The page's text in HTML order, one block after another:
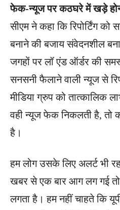
फेक-न्यूज पर कठघरे में खड़े
सीएम ने कहा कि रिपोर्टिंग
बनाने की बजाय संवेदनशील
जगहों पर लॉ एंड ऑर्डर की
सनसनी फैलाने वाली न्यूज से
मीडिया ग्रुप को तात्कालिक
वही न्यूज फेक निकलती है, तो
है।
हम लोग उसके लिए अलर्ट भी
खबर से एक बार आग लग गई
लगता है। हम नहीं चाहते कि